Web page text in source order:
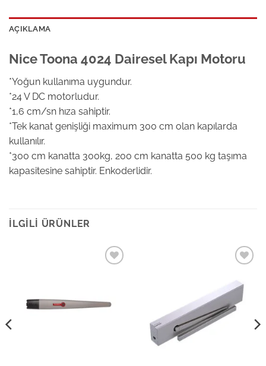
AÇIKLAMA
Nice Toona 4024 Dairesel Kapı Motoru
*Yoğun kullanıma uygundur.
*24 V DC motorludur.
*1,6 cm/sn hıza sahiptir.
*Tek kanat genişliği maximum 300 cm olan kapılarda
kullanılır.
*300 cm kanatta 300kg, 200 cm kanatta 500 kg taşıma
kapasitesine sahiptir. Enkoderlidir.
İLGILI ÜRÜNLER
wishlist